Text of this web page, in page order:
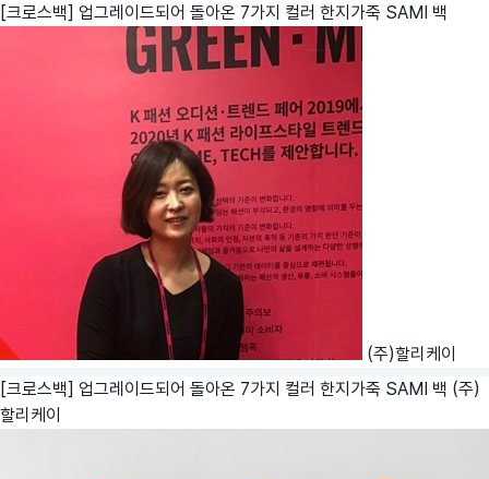
[크로스백] 업그레이드되어 돌아온 7가지 컬러 한지가죽 SAMI 백
(주)할리케이
[크로스백] 업그레이드되어 돌아온 7가지 컬러 한지가죽 SAMI 백 (주)
할리케이